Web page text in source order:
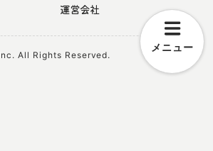
メニュー
運営会社
All Rights Reserved.